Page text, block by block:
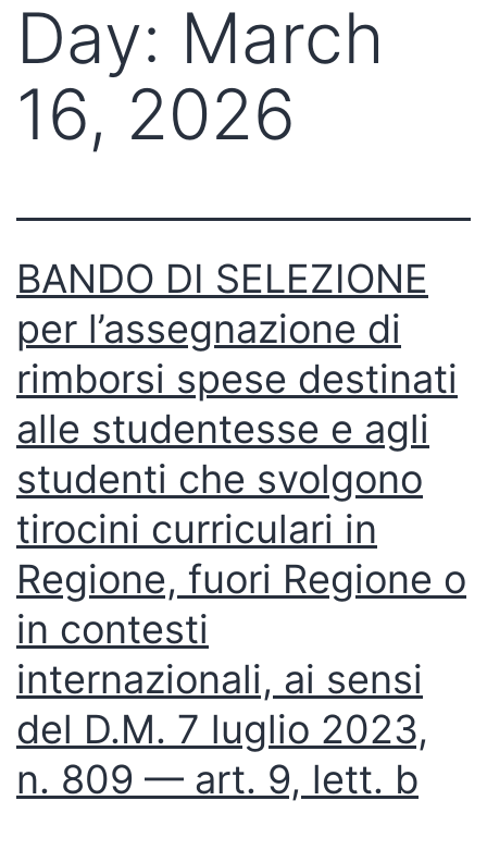
Day: March
16, 2026
BANDO DI SELEZIONE
per l’assegnazione di
rimborsi spese destinati
alle studentesse e agli
studenti che svolgono
tirocini curriculari in
Regione, fuori Regione o
in contesti
internazionali, ai sensi
del D.M. 7 luglio 2023,
n. 809 — art. 9, lett. b